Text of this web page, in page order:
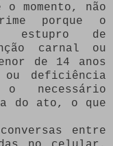
momento, não
porque o
estupro de
carnal ou
de 14 anos
ou deficiência
necessário
do ato, o que
entre